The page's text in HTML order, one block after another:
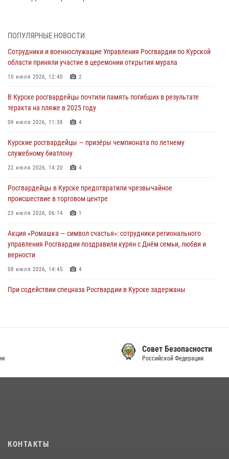
За прошедшую неделю росгвардейцы Курской области проверили
04 августа 2026, 07:00
В Курской области росгвардейцы за прошедшую неделю совершили
03 августа 2026, 09:46
За прошедшую неделю росгвардейцы Курской области проверили
30 июля 2026, 07:00
Курские росгвардейцы приняли участие в благодарственном
28 июля 2026, 13:17
ПОПУЛЯРНЫЕ НОВОСТИ
Сотрудники и военнослужащие Управления Росгвардии по Курской
области приняли участие в церемонии открытия мурала
10 июля 2026, 12:40 2
В Курске росгвардейцы почтили память погибших в результате
теракта на пляже в 2025 году
09 июля 2026, 11:38 4
Курские росгвардейцы — призёры чемпионата по летнему
служебному биатлону
22 июля 2026, 14:20 4
Росгвардейцы в Курске предотвратили чрезвычайное
происшествие в торговом центре
23 июля 2026, 06:14 1
Акция «Ромашка — символ счастья»: сотрудники регионального
управления Росгвардии поздравили курян с Днём семьи, любви и
верности
08 июля 2026, 14:45 4
При содействии спецназа Росгвардии в Курске задержаны
первого этапа фотоконкурса «В объективе Росгвардия»
КОНТАКТЫ